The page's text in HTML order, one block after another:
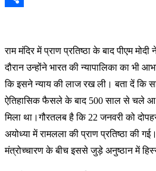
राम मंदिर में प्राण प्रतिष्ठा के बाद पीएम
दौरान उन्होंने भारत की न्यापालिका का भी
कि इसने न्याय की लाज रख ली। बता दें कि
ऐतिहासिक फैसले के बाद 500 साल से चले आ
मिला था।गौरतलब है कि 22 जनवरी को
अयोध्या में रामलला की प्राण प्रतिष्ठा की
मंत्रोच्चारण के बीच इससे जुड़े अनुष्ठान में